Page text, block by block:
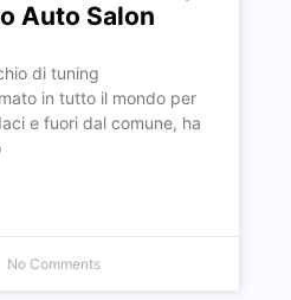
Auto Salon
di tuning
in tutto il mondo per
e fuori dal comune, ha
No Comments